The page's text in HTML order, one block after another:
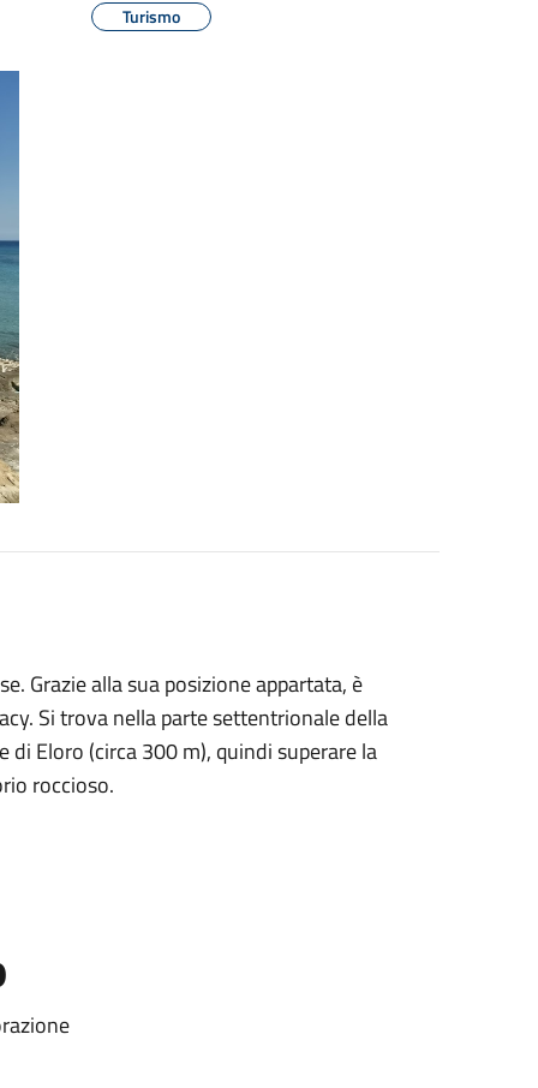
Turismo
Grazie alla sua posizione appartata, è
Si trova nella parte settentrionale della
Eloro (circa 300 m), quindi superare la
roccioso.